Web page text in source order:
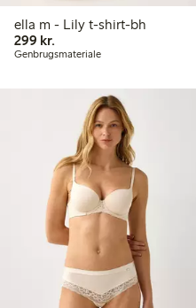
ella m - Lily t-shirt-bh
299 kr.
Genbrugsmateriale